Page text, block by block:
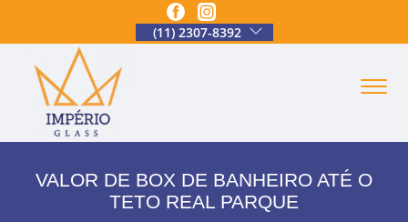
(11) 2307-8392
VALOR DE BOX DE BANHEIRO ATÉ O
TETO REAL PARQUE